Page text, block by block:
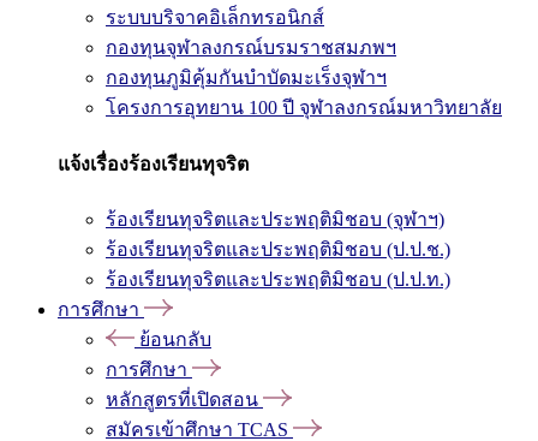
ระบบบริจาคอิเล็กทรอนิกส์
กองทุนจุฬาลงกรณ์บรมราชสมภพฯ
กองทุนภูมิคุ้มกันบำบัดมะเร็งจุฬาฯ
โครงการอุทยาน 100 ปี จุฬาลงกรณ์มหาวิทยาลัย
แจ้งเรื่องร้องเรียนทุจริต
ร้องเรียนทุจริตและประพฤติมิชอบ (จุฬาฯ)
ร้องเรียนทุจริตและประพฤติมิชอบ (ป.ป.ช.)
ร้องเรียนทุจริตและประพฤติมิชอบ (ป.ป.ท.)
การศึกษา
ย้อนกลับ
การศึกษา
หลักสูตรที่เปิดสอน
สมัครเข้าศึกษา TCAS